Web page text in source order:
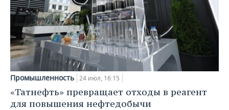
Промышленность 24 июл, 16:15
«Татнефть» превращает отходы в реагент
для повышения нефтедобычи